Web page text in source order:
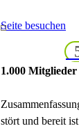
Seite besuchen
1.000
stört und bereit